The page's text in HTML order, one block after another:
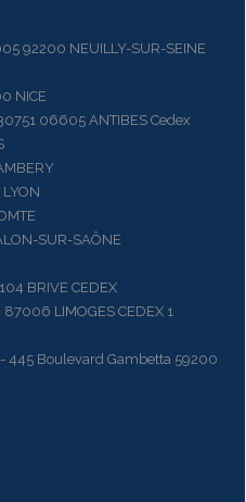
92200 NEUILLY-SUR-SEINE
NICE
06605 ANTIBES Cedex
SUR-SAÔNE
BRIVE CEDEX
LIMOGES CEDEX 1
Boulevard Gambetta 59200